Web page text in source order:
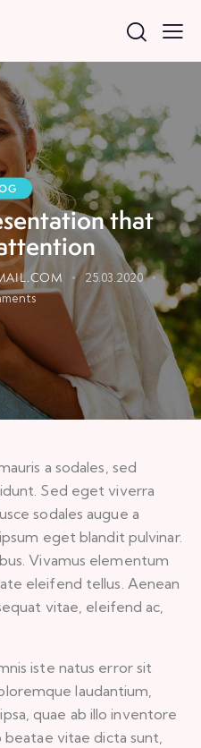
that
25.03.2020
a sodales, sed
Sed eget viverra
sodales augue a
eget blandit pulvinar.
Vivamus elementum
eleifend tellus. Aenean
vitae, eleifend ac,
iste natus error sit
laudantium,
quae ab illo inventore
vitae dicta sunt,